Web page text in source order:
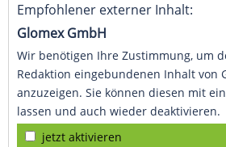
Empfohlener externer Inhalt:
Glomex GmbH
Wir benötigen Ihre Zustimmung, um
Redaktion eingebundenen Inhalt von
anzuzeigen. Sie können diesen mit
lassen und auch wieder deaktivieren.
jetzt aktivieren